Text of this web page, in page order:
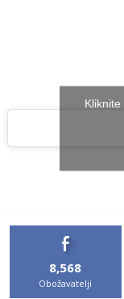
8,568
Obožavatelji